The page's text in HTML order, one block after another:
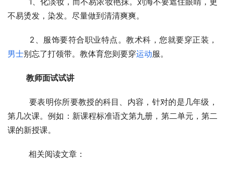
不易烫发，染发。尽量做到清清爽爽。
  　　2、服饰要符合职业特点。教术科，您就要穿正装，
男士别忘了打领带。教体育您则要穿运动服。
教师面试试讲
第几次课。例如：新课程标准语文第九册，第二单元，第二
课的新授课。
  　　相关阅读文章：